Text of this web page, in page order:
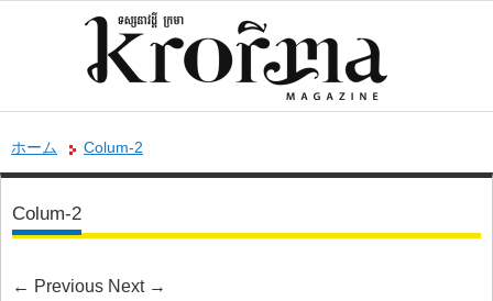
ホーム Colum-2
Colum-2
← Previous Next →